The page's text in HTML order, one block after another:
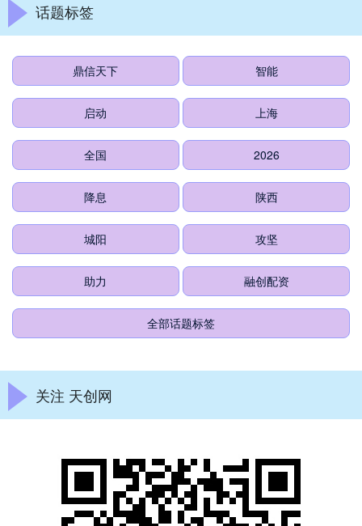
话题标签
鼎信天下 智能
启动 上海
全国 2026
降息 陕西
城阳 攻坚
助力 融创配资
全部话题标签
关注 天创网